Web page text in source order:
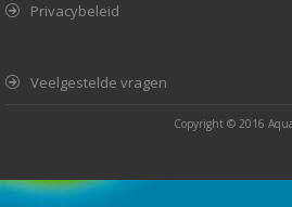
Privacybeleid
Veelgestelde vragen
Copyright © 2016